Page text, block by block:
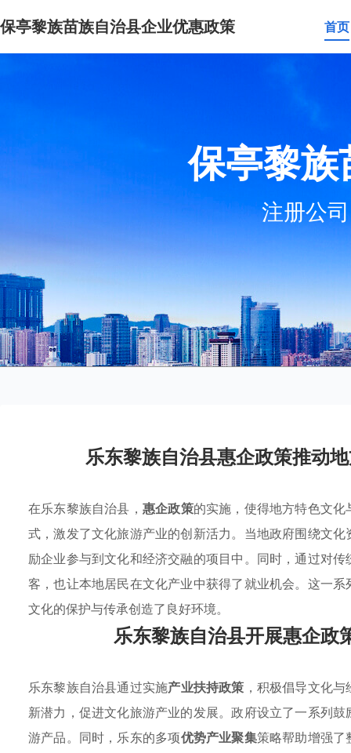
保亭黎族苗族自治县企业优惠政策 首页
保亭黎
注册公
乐东黎族自治县惠企政策推动
在乐东黎族自治县， 惠企政策的实施，使得地方特色文
式，激发了文化旅游产业的创新活力。当地政府围绕文
励企业参与到文化和经济交融的项目中。同时，通过对
客，也让本地居民在文化产业中获得了就业机会。这一
文化的保护与传承创造了良好环境。
乐东黎族自治县开展惠企政
乐东黎族自治县通过实施产业扶持政策 ，积极倡导文化
新潜力，促进文化旅游产业的发展。政府设立了一系列
游产品。同时，乐东的多项优势产业聚集策略帮助增强了